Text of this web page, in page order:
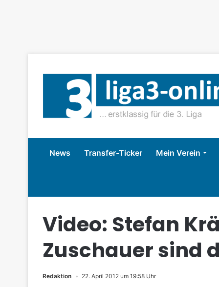
News Transfer-Ticker Mein Verein
Video: Stefan
Zuschauer sind
Redaktion 22. April 2012 um 19:58 Uhr